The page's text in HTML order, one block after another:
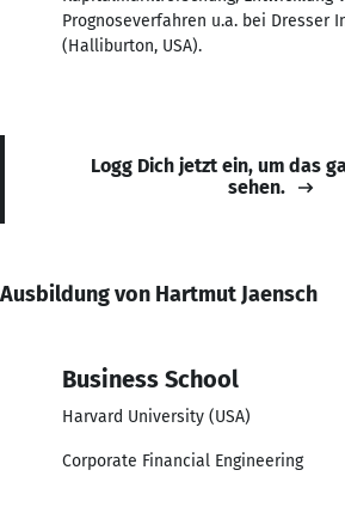
Prognoseverfahren u.a. bei Dresser
(Halliburton, USA).
Logg Dich jetzt ein, um das
sehen.
Ausbildung von Hartmut Jaensch
Business School
Harvard University (USA)
Corporate Financial Engineering